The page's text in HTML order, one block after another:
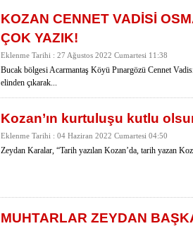
KOZAN CENNET VADİSİ
ÇOK YAZIK!
Eklenme Tarihi : 27 Ağustos 2022 Cumartesi 11:38
Bucak bölgesi Acarmantaş Köyü Pınargözü Cennet
elinden çıkarak...
Kozan’ın kurtuluşu kutlu
Eklenme Tarihi : 04 Haziran 2022 Cumartesi 04:50
Zeydan Karalar, “Tarih yazılan Kozan’da, tarih yazan
MUHTARLAR ZEYDAN